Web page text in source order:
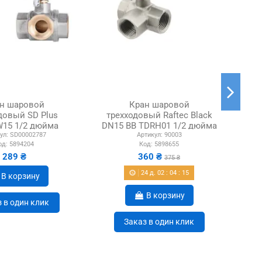
шаровой
SD Plus
1/2 дюйма
SD00002787
5894204
289 ₴
В корзину
в один клик
Кран шаровой
трехходовый Raftec Black
DN15 ВВ TDRH01 1/2 дюйма
Артикул: 90003
Код: 5898655
360 ₴ 375 ₴
24 д. 02 :04 : 14
В корзину
Заказ в один клик